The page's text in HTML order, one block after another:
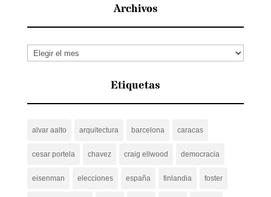
Archivos
Archivos
Etiquetas
alvar aalto arquitectura barcelona caracas
cesar portela chavez craig ellwood democracia
eisenman elecciones españa finlandia foster